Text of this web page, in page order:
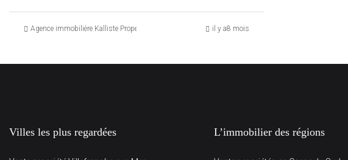
Agence immobilière Kalliste Properties il y a8 mois
Villes les plus regardées L’immobilier des régions